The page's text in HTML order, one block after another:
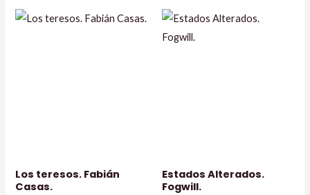
Los teresos. Fabián
Casas.
Estados Alterados.
Fogwill.